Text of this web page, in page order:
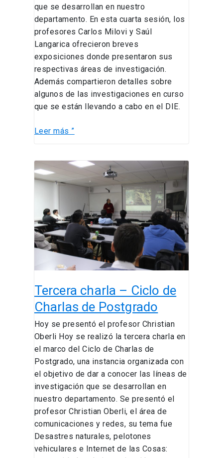
que se desarrollan en nuestro
departamento. En esta cuarta sesión, los
profesores Carlos Milovi y Saúl
Langarica ofrecieron breves
exposiciones donde presentaron sus
respectivas áreas de investigación.
Además compartieron detalles sobre
algunos de las investigaciones en curso
que se están llevando a cabo en el DIE.
Leer más ”
Tercera charla – Ciclo de
Charlas de Postgrado
Hoy se presentó el profesor Christian
Oberli Hoy se realizó la tercera charla en
el marco del Ciclo de Charlas de
Postgrado, una instancia organizada con
el objetivo de dar a conocer las líneas de
investigación que se desarrollan en
nuestro departamento. Se presentó el
profesor Christian Oberli, el área de
comunicaciones y redes, su tema fue
Desastres naturales, pelotones
vehiculares e Internet de las Cosas:
Tercera
charla
de
Charlas
de
Postgrado